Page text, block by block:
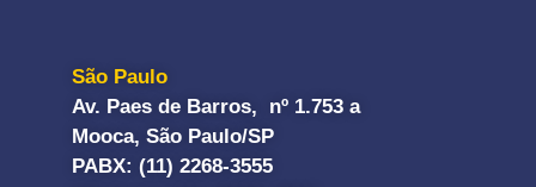
São Paulo
Av. Paes de Barros, nº 1.753 a
Mooca, São Paulo/SP
PABX: (11) 2268-3555